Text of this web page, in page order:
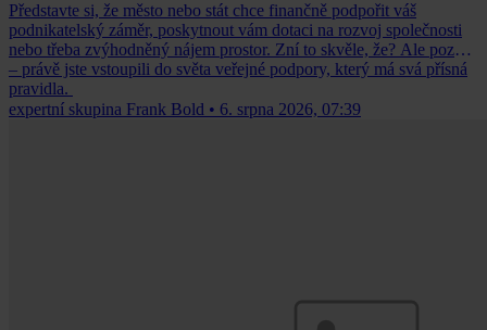
Představte si, že město nebo stát chce finančně podpořit váš
podnikatelský záměr, poskytnout vám dotaci na rozvoj společnosti
nebo třeba zvýhodněný nájem prostor. Zní to skvěle, že? Ale pozor
– právě jste vstoupili do světa veřejné podpory, který má svá přísná
pravidla.
expertní skupina Frank Bold • 6. srpna 2026, 07:39